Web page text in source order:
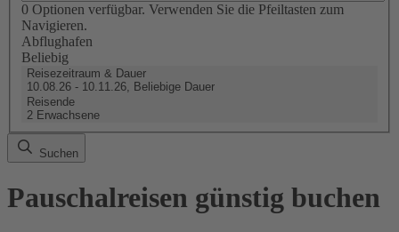
0 Optionen verfügbar. Verwenden Sie die Pfeiltasten zum
Navigieren.
Abflughafen
Beliebig
Reisezeitraum & Dauer
10.08.26 - 10.11.26, Beliebige Dauer
Reisende
2 Erwachsene
Suchen
Pauschalreisen günstig buchen